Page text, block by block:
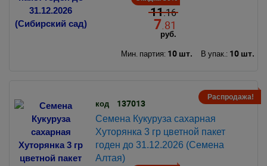
11.16
7.81
руб.
Мин. партия: 10 шт. В упак.: 10 шт.
Распродажа!
код 137013
Семена Кукуруза сахарная
Хуторянка 3 гр цветной пакет
годен до 31.12.2026 (Семена
Алтая)